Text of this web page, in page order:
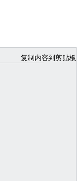
复制内容到剪贴板